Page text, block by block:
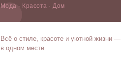
Мода · Красота · Дом
Всё о стиле, красоте и уютной жизни —
в одном месте